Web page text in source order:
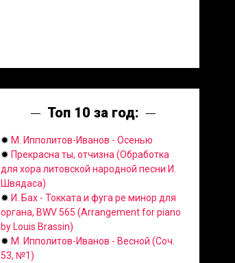
Топ 10 за год:
✹ М. Ипполитов-Иванов - Осенью
✹ Прекрасна ты, отчизна (Обработка
для хора литовской народной песни И.
Швядаса)
✹ И. Бах - Токката и фуга ре минор для
органа, BWV 565 (Arrangement for piano
by Louis Brassin)
✹ М. Ипполитов-Иванов - Весной (Соч.
53, №1)